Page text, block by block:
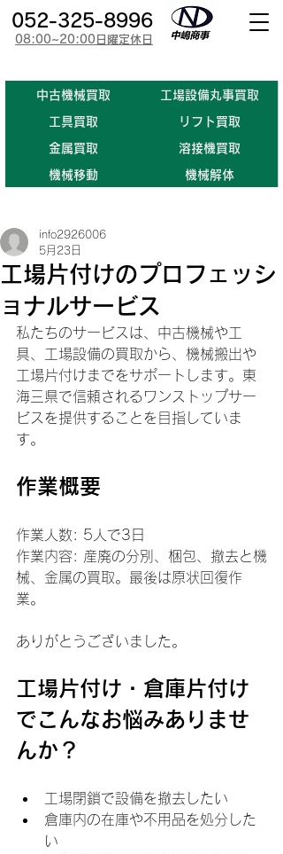
​中古機械買取
​工具買取
金属買取
機械移動
工場設備丸事買取
​リフト買取
溶接機買取
機械解体
052-325-8996
08:00~20:00日曜定休日
工場片付けのプロフェッシ
ョナルサービス
info2926006
5月23日
私たちのサービスは、中古機械や工
具、工場設備の買取から、機械搬出や
工場片付けまでをサポートします。東
海三県で信頼されるワンストップサー
ビスを提供することを目指していま
す。
作業概要
作業人数: 5人で3日
作業内容: 産廃の分別、梱包、撤去と機
械、金属の買取。最後は原状回復作
業。
ありがとうございました。
工場片付け・倉庫片付け
でこんなお悩みありませ
んか？
工場閉鎖で設備を撤去したい
倉庫内の在庫や不用品を処分した
い